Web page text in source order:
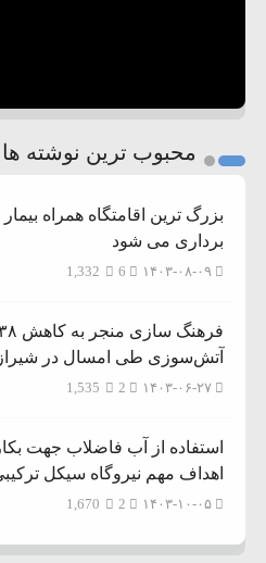
محبوب ترین نوشته ها
بزرگ ترین اقامتگاه همراه
برداری می شود
۱۴۰۳-۰۸-۰۹ 1,332
آتش‌سوزی طی امسال در
۱۴۰۳-۰۶-۲۷ 1,535
استفاده از آب فاضلاب جهت
اهداف مهم نیروگاه سیکل
۱۴۰۳-۱۰-۰۵ 1,670